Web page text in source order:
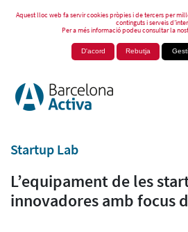
Aquest lloc web fa servir cookies pròpies i de tercers per
continguts i serveis
Per a més informació podeu consultar la
D'acord Rebutja
Startup Lab
L’equipament de les
innovadores amb focus